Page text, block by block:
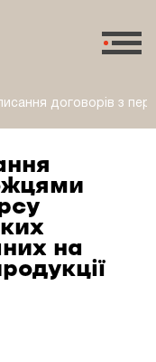
договорів з
на